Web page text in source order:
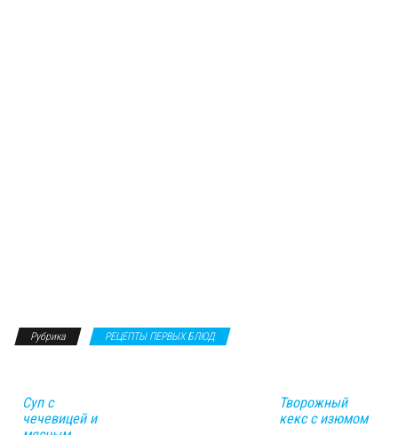
Рубрика РЕЦЕПТЫ ПЕРВЫХ БЛЮД
Суп с
чечевицей и
Творожный
кекс с изюмом